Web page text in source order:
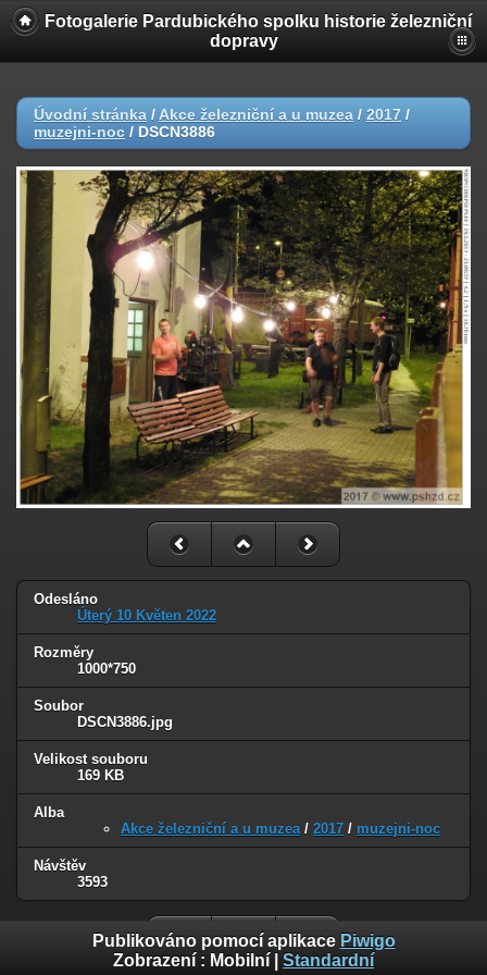
Fotogalerie Pardubického spolku historie železniční
dopravy
Úvodní stránka / Akce železniční a u muzea / 2017 /
muzejni-noc / DSCN3886
Odesláno
Úterý 10 Květen 2022
Rozměry
1000*750
Soubor
DSCN3886.jpg
Velikost souboru
169 KB
Alba
Akce železniční a u muzea/ 2017 / muzejni-noc
Návštěv
3593
Publikováno pomocí aplikace Piwigo
Zobrazení : Mobilní Standardní